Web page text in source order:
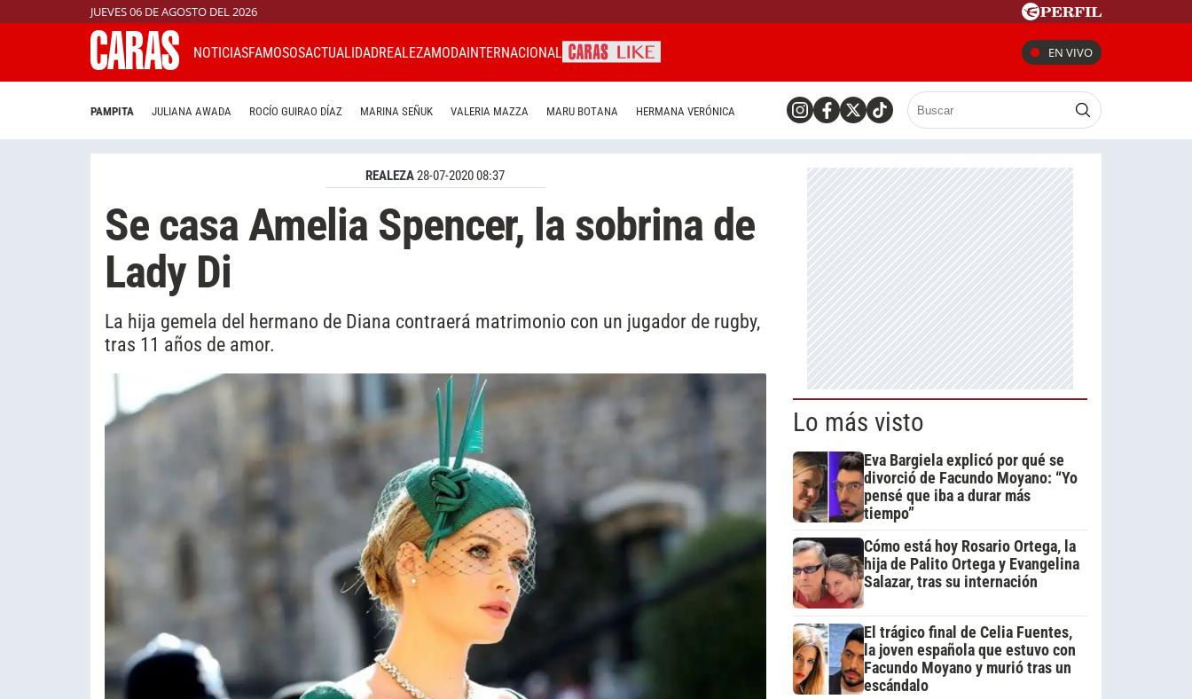
JUEVES 06 DE AGOSTO DEL 2026
NOTICIASFAMOSOSACTUALIDADREALEZAMODAINTERNACIONAL EN VIVO
PAMPITA JULIANA AWADA ROCÍO GUIRAO DÍAZ MARINA SEÑUK VALERIA MAZZA MARU BOTANA HERMANA VERÓNICA
REALEZA28-07-2020 08:37
Se casa Amelia Spencer, la sobrina de
Lady Di
La hija gemela del hermano de Diana contraerá matrimonio con un jugador de rugby,
tras 11 años de amor.
Lo más visto
Eva Bargiela explicó por qué se
divorció de Facundo Moyano: “Yo
pensé que iba a durar más
tiempo”
Cómo está hoy Rosario Ortega, la
hija de Palito Ortega y Evangelina
Salazar, tras su internación
El trágico final de Celia Fuentes,
la joven española que estuvo con
Facundo Moyano y murió tras un
escándalo